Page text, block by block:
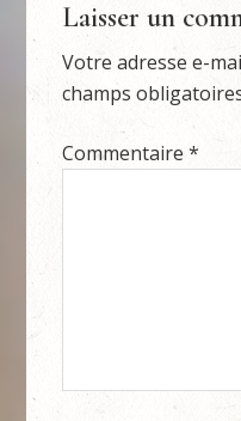
Laisser un
Votre adresse e-
champs
Commentaire*